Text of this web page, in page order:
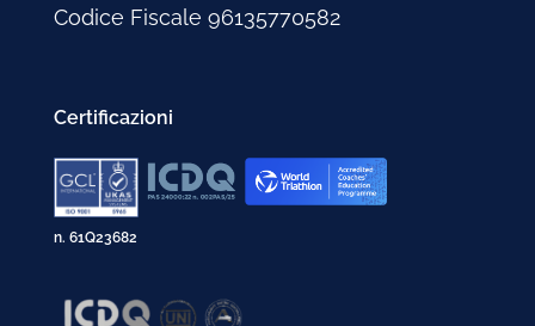
Codice Fiscale 96135770582
Certificazioni
n. 61Q23682